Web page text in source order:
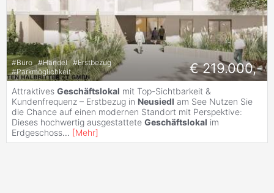
#Büro #Handel #Erstbezug
#Parkmöglichkeit € 219.000,-
Attraktives Geschäftslokal mit Top-Sichtbarkeit &
Kundenfrequenz – Erstbezug in Neusiedl am See Nutzen Sie
die Chance auf einen modernen Standort mit Perspektive:
Dieses hochwertig ausgestattete Geschäftslokal im
Erdgeschoss... [Mehr]